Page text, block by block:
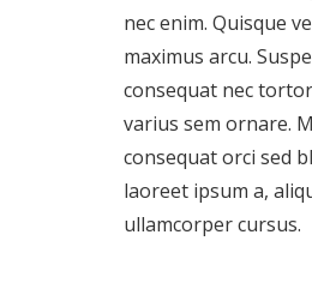
nec enim. Quisque
maximus arcu.
consequat nec
varius sem ornare.
consequat orci sed
laoreet ipsum a,
ullamcorper cursus.